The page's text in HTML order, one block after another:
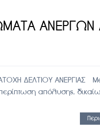
ΔΕΛΤΙΟΥ ΑΝΕΡΓΙΑΣ
απόλυσης,